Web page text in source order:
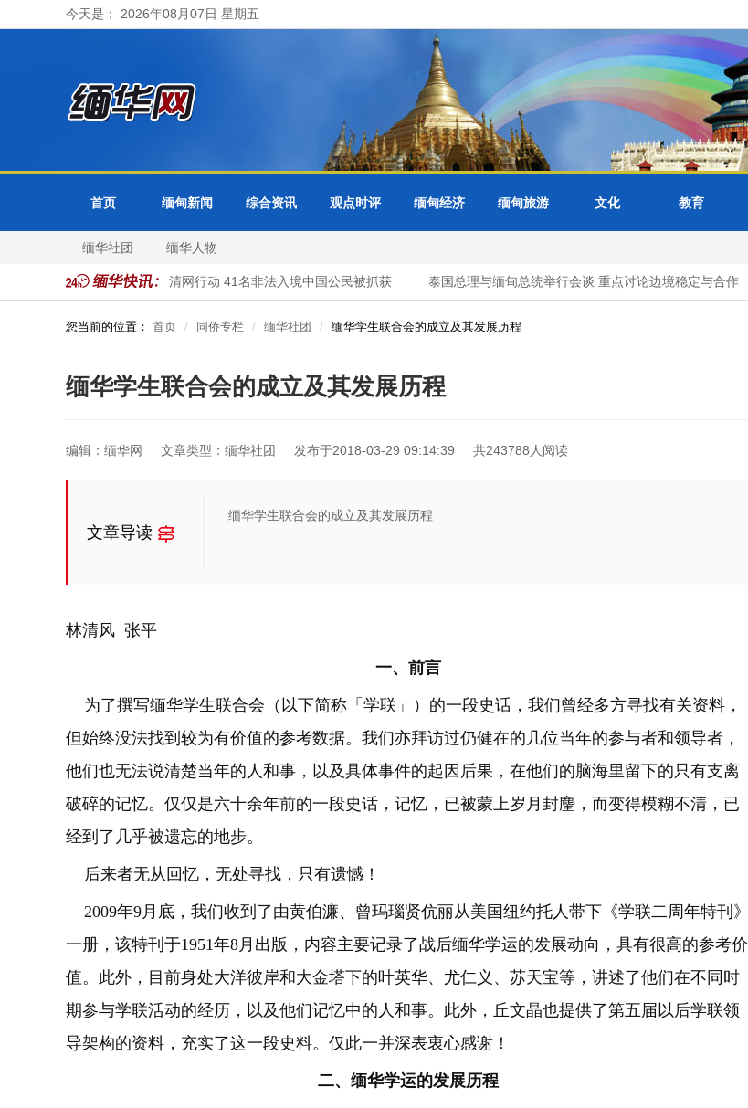
今天是： 2026年08月07日 星期五
首页 缅甸新闻 综合资讯 观点时评 缅甸经济 缅甸旅游 文化 教育
缅华社团 缅华人物
缅甸大其力市警方开展清网行动 41名非法入境中国公民被抓获 泰国总理与缅甸总统举行会谈 重点讨论边境稳定与合作
您当前的位置： 首页 同侨专栏 缅华社团 缅华学生联合会的成立及其发展历程
缅华学生联合会的成立及其发展历程
编辑：缅华网 文章类型：缅华社团 发布于2018-03-29 09:14:39 共243788人阅读
文章导读
缅华学生联合会的成立及其发展历程
林清风 张平
一、前言
为了撰写缅华学生联合会（以下简称「学联」）的一段史话，我们曾经多方寻找有关资料，
但始终没法找到较为有价值的参考数据。我们亦拜访过仍健在的几位当年的参与者和领导者，
他们也无法说清楚当年的人和事，以及具体事件的起因后果，在他们的脑海里留下的只有支离
破碎的记忆。仅仅是六十余年前的一段史话，记忆，已被蒙上岁月封麈，而变得模糊不清，已
经到了几乎被遗忘的地步。
后来者无从回忆，无处寻找，只有遗憾！
2009年9月底，我们收到了由黄伯濂、曾玛瑙贤伉丽从美国纽约托人带下《学联二周年特刊》
一册，该特刊于1951年8月出版，内容主要记录了战后缅华学运的发展动向，具有很高的参考价
值。此外，目前身处大洋彼岸和大金塔下的叶英华、尤仁义、苏天宝等，讲述了他们在不同时
期参与学联活动的经历，以及他们记忆中的人和事。此外，丘文晶也提供了第五届以后学联领
导架构的资料，充实了这一段史料。仅此一并深表衷心感谢！
二、缅华学运的发展历程